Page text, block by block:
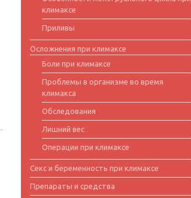
климаксе
Приливы
Осложнения при климаксе
Боли при климаксе
Проблемы в организме во время
климакса
Обследования
Лишний вес
Операции при климаксе
Секс и беременность при климаксе
Препараты и средства